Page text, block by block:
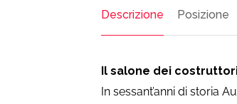
Descrizione Posizione
Il salone dei
In sessant’anni di storia